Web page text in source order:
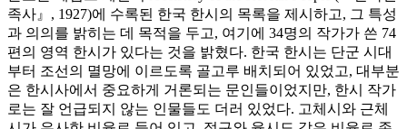
족사』, 1927)에 수록된 한국 한시의 목록을 제시하고, 그 특성
과 의의를 밝히는 데 목적을 두고, 여기에 34명의 작가가 쓴 74
편의 영역 한시가 있다는 것을 밝혔다. 한국 한시는 단군 시대
부터 조선의 멸망에 이르도록 골고루 배치되어 있었고, 대부분
은 한시사에서 중요하게 거론되는 문인들이었지만, 한시 작가
로는 잘 언급되지 않는 인물들도 더러 있었다. 고체시와 근체